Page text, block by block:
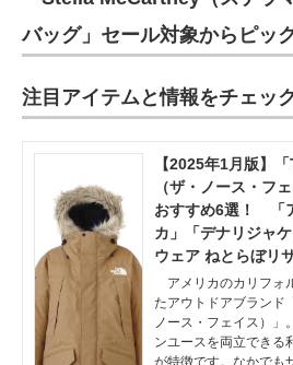
バッグ」セール対象からピッ
注目アイテムと情報をチェッ
【2025年1月版】
（ザ・ノース・フ
おすすめ6選！ 「
カ」「デナリジャ
ウェア ねとらぼリ
アメリカのカリフォ
たアウトドアブランド
ノース・フェイス）」
ンユースを両立できる